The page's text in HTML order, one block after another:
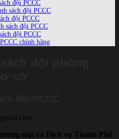
đội PCCC
sách đội PCCC
đội PCCC
sách đội PCCC
đội PCCC
chính hãng
mại và Dịch vụ Thành Phố